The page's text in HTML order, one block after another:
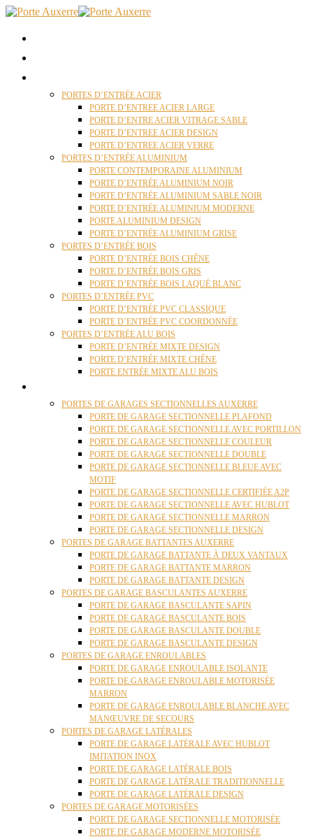
PORTES D’ENTRÉE ACIER
PORTE D’ENTREE ACIER LARGE
PORTE D’ENTRE ACIER VITRAGE SABLE
PORTE D’ENTREE ACIER DESIGN
PORTE D’ENTREE ACIER VERRE
PORTES D’ENTRÉE ALUMINIUM
PORTE CONTEMPORAINE ALUMINIUM
PORTE D’ENTRÉE ALUMINIUM NOIR
PORTE D’ENTRÉE ALUMINIUM SABLE NOIR
PORTE D’ENTRÉE ALUMINIUM MODERNE
PORTE ALUMINIUM DESIGN
PORTE D’ENTRÉE ALUMINIUM GRISE
PORTES D’ENTRÉE BOIS
PORTE D’ENTRÉE BOIS CHÊNE
PORTE D’ENTRÉE BOIS GRIS
PORTE D’ENTRÉE BOIS LAQUÉ BLANC
PORTES D’ENTRÉE PVC
PORTE D’ENTRÉE PVC CLASSIQUE
PORTE D’ENTRÉE PVC COORDONNÉE
PORTES D’ENTRÉE ALU BOIS
PORTE D’ENTRÉE MIXTE DESIGN
PORTE D’ENTRÉE MIXTE CHÊNE
PORTE ENTRÉE MIXTE ALU BOIS
PORTES DE GARAGES SECTIONNELLES AUXERRE
PORTE DE GARAGE SECTIONNELLE PLAFOND
PORTE DE GARAGE SECTIONNELLE AVEC PORTILLON
PORTE DE GARAGE SECTIONNELLE COULEUR
PORTE DE GARAGE SECTIONNELLE DOUBLE
PORTE DE GARAGE SECTIONNELLE BLEUE AVEC
MOTIF
PORTE DE GARAGE SECTIONNELLE CERTIFIÉE A2P
PORTE DE GARAGE SECTIONNELLE AVEC HUBLOT
PORTE DE GARAGE SECTIONNELLE MARRON
PORTE DE GARAGE SECTIONNELLE DESIGN
PORTES DE GARAGE BATTANTES AUXERRE
PORTE DE GARAGE BATTANTE À DEUX VANTAUX
PORTE DE GARAGE BATTANTE MARRON
PORTE DE GARAGE BATTANTE DESIGN
PORTES DE GARAGE BASCULANTES AUXERRE
PORTE DE GARAGE BASCULANTE SAPIN
PORTE DE GARAGE BASCULANTE BOIS
PORTE DE GARAGE BASCULANTE DOUBLE
PORTE DE GARAGE BASCULANTE DESIGN
PORTES DE GARAGE ENROULABLES
PORTE DE GARAGE ENROULABLE ISOLANTE
PORTE DE GARAGE ENROULABLE MOTORISÉE
MARRON
PORTE DE GARAGE ENROULABLE BLANCHE AVEC
MANŒUVRE DE SECOURS
PORTES DE GARAGE LATÉRALES
PORTE DE GARAGE LATÉRALE AVEC HUBLOT
IMITATION INOX
PORTE DE GARAGE LATÉRALE BOIS
PORTE DE GARAGE LATÉRALE TRADITIONNELLE
PORTE DE GARAGE LATÉRALE DESIGN
PORTES DE GARAGE MOTORISÉES
PORTE DE GARAGE SECTIONNELLE MOTORISÉE
PORTE DE GARAGE MODERNE MOTORISÉE